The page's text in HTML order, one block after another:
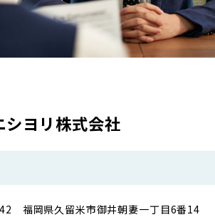
シヨリ株式会社
福岡県久留米市御井朝妻一丁目6番14